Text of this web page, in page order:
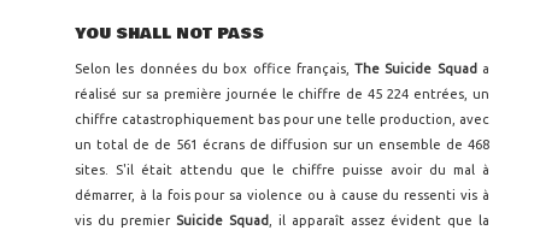
YOU SHALL NOT PASS
Selon les données du box office français,The Suicide Squad a
réalisé sur sa première journée le chiffre de 45 224 entrées, un
chiffre catastrophiquement bas pour une telle production, avec
un total de de 561 écrans de diffusion sur un ensemble de 468
sites. S'il était attendu que le chiffre puisse avoir du mal à
démarrer, à la fois pour sa violence ou à cause du ressenti vis à
vis du premier Suicide Squad
, il apparaît assez évident que la